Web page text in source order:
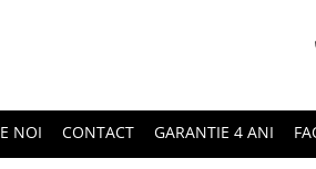
NOI CONTACT GARANTIE 4 ANI